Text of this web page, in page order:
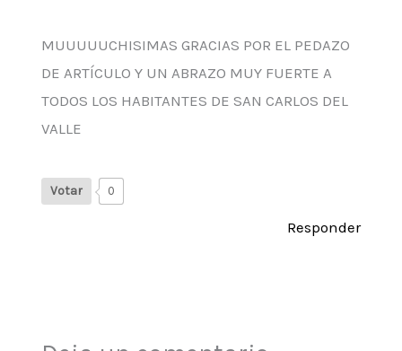
MUUUUUCHISIMAS GRACIAS POR EL PEDAZO
DE ARTÍCULO Y UN ABRAZO MUY FUERTE A
TODOS LOS HABITANTES DE SAN CARLOS DEL
VALLE
Votar 0
Responder